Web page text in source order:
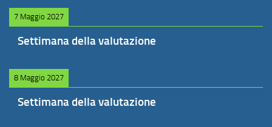
7 Maggio 2027
Settimana della valutazione
8 Maggio 2027
Settimana della valutazione